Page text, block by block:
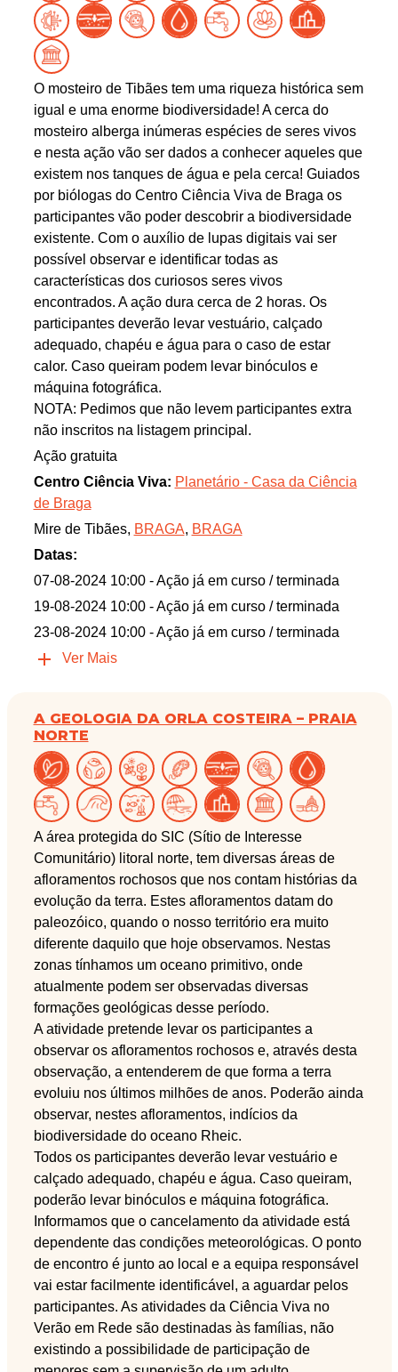
O mosteiro de Tibães tem uma riqueza histórica sem
igual e uma enorme biodiversidade! A cerca do
mosteiro alberga inúmeras espécies de seres vivos
e nesta ação vão ser dados a conhecer aqueles que
existem nos tanques de água e pela cerca! Guiados
por biólogas do Centro Ciência Viva de Braga os
participantes vão poder descobrir a biodiversidade
existente. Com o auxílio de lupas digitais vai ser
possível observar e identificar todas as
características dos curiosos seres vivos
encontrados. A ação dura cerca de 2 horas. Os
participantes deverão levar vestuário, calçado
adequado, chapéu e água para o caso de estar
calor. Caso queiram podem levar binóculos e
máquina fotográfica.
NOTA: Pedimos que não levem participantes extra
não inscritos na listagem principal.
Ação gratuita
Centro Ciência Viva: Planetário - Casa da Ciência
de Braga
Mire de Tibães, BRAGA, BRAGA
Datas:
07-08-2024 10:00 - Ação já em curso / terminada
19-08-2024 10:00 - Ação já em curso / terminada
23-08-2024 10:00 - Ação já em curso / terminada
Ver Mais
A GEOLOGIA DA ORLA COSTEIRA – PRAIA
NORTE
A área protegida do SIC (Sítio de Interesse
Comunitário) litoral norte, tem diversas áreas de
afloramentos rochosos que nos contam histórias da
evolução da terra. Estes afloramentos datam do
paleozóico, quando o nosso território era muito
diferente daquilo que hoje observamos. Nestas
zonas tínhamos um oceano primitivo, onde
atualmente podem ser observadas diversas
formações geológicas desse período.
A atividade pretende levar os participantes a
observar os afloramentos rochosos e, através desta
observação, a entenderem de que forma a terra
evoluiu nos últimos milhões de anos. Poderão ainda
observar, nestes afloramentos, indícios da
biodiversidade do oceano Rheic.
Todos os participantes deverão levar vestuário e
calçado adequado, chapéu e água. Caso queiram,
poderão levar binóculos e máquina fotográfica.
Informamos que o cancelamento da atividade está
dependente das condições meteorológicas. O ponto
de encontro é junto ao local e a equipa responsável
vai estar facilmente identificável, a aguardar pelos
participantes. As atividades da Ciência Viva no
Verão em Rede são destinadas às famílias, não
existindo a possibilidade de participação de